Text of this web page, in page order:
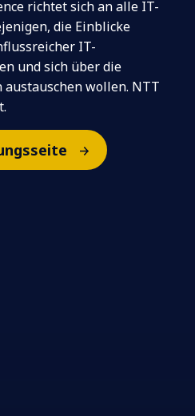
richtet sich an alle IT-
die Einblicke
IT-
und sich über die
austauschen wollen. NTT